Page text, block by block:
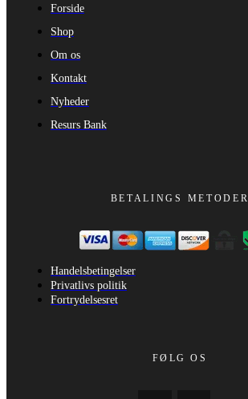
Forside
Shop
Om os
Kontakt
Nyheder
Resurs Bank
BETALINGS METODER
Handelsbetingelser
Privatlivs politik
Fortrydelsesret
FØLG OS